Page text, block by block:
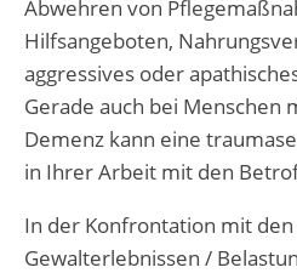
Abwehren von
Hilfsangeboten,
aggressives oder
Gerade auch bei Menschen
Demenz kann eine
in Ihrer Arbeit mit den
In der Konfrontation mit
Gewalterlebnissen /